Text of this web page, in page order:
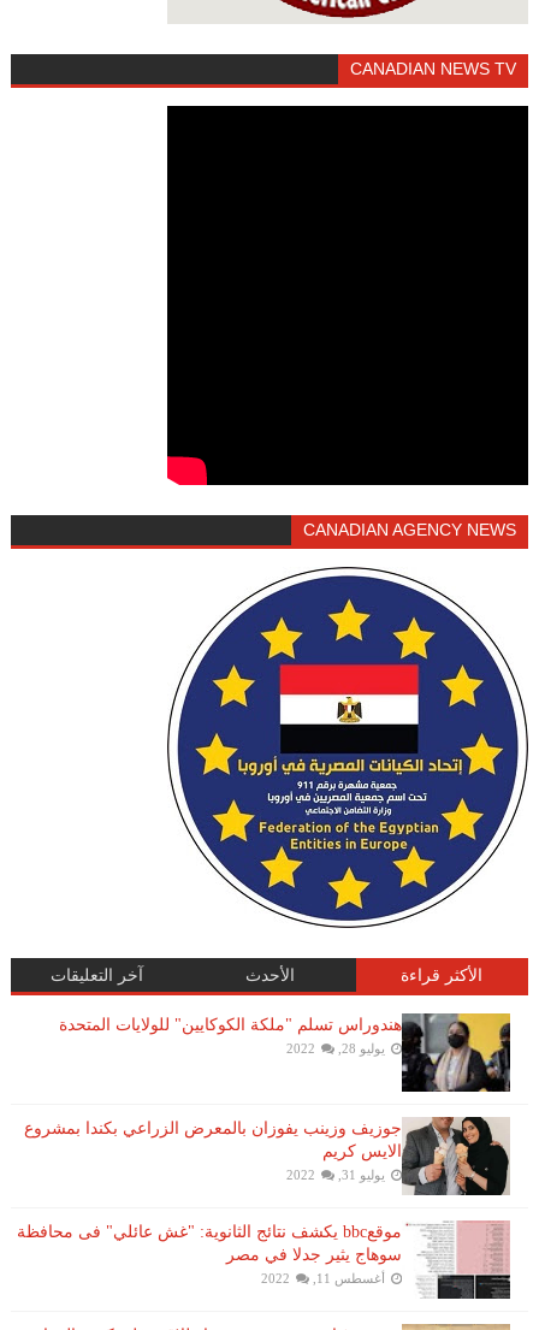
CANADIAN NEWS TV
CANADIAN AGENCY NEWS
الأكثر قراءة الأحدث آخر التعليقات
هندوراس تسلم "ملكة الكوكايين" للولايات المتحدة
يوليو 28, 2022
جوزيف وزينب يفوزان بالمعرض الزراعي بكندا بمشروع
الايس كريم
يوليو 31, 2022
موقعbbc يكشف نتائج الثانوية: "غش عائلي" فى محافظة
سوهاج يثير جدلا في مصر
أغسطس 11, 2022